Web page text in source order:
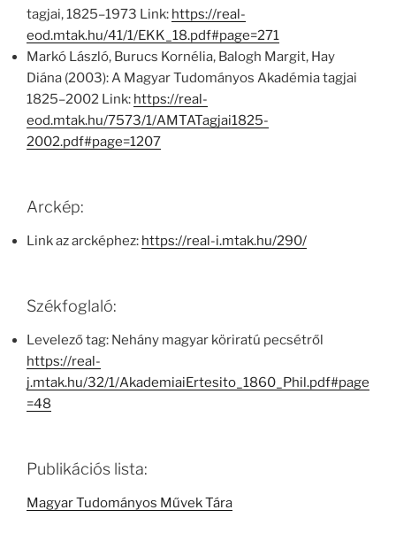
tagjai, 1825–1973 Link: https://real-
eod.mtak.hu/41/1/EKK_18.pdf#page=271
Markó László, Burucs Kornélia, Balogh Margit, Hay
Diána (2003): A Magyar Tudományos Akadémia tagjai
1825–2002 Link: https://real-
eod.mtak.hu/7573/1/AMTATagjai1825-
2002.pdf#page=1207
Arckép:
Link az arcképhez: https://real-i.mtak.hu/290/
Székfoglaló:
Levelező tag: Nehány magyar köriratú pecsétről
https://real-
j.mtak.hu/32/1/AkademiaiErtesito_1860_Phil.pdf#page
=48
Publikációs lista:
Magyar Tudományos Művek Tára